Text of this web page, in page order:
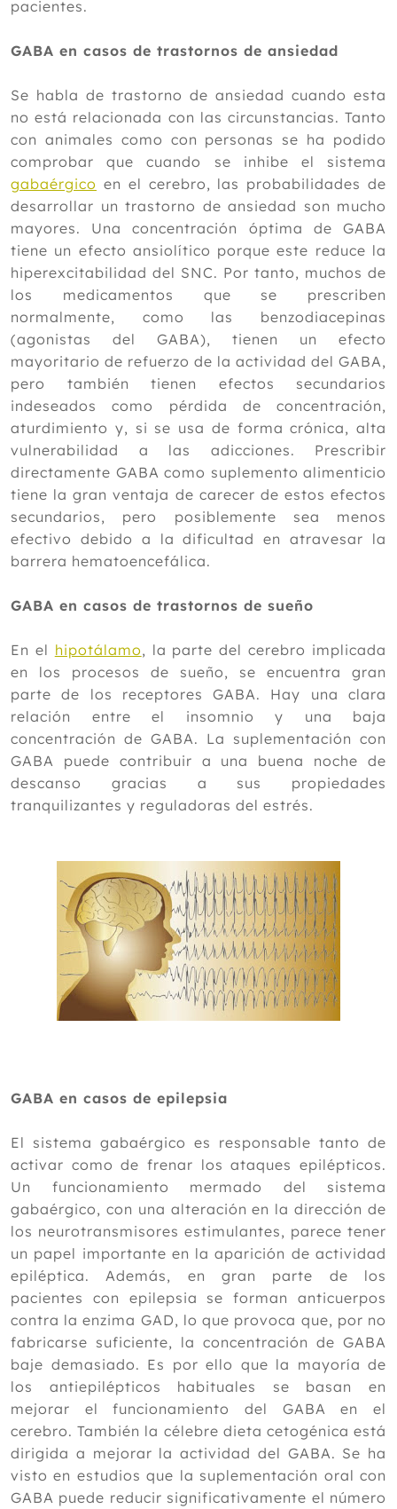
pacientes.
GABA en casos de trastornos de ansiedad
Se habla de trastorno de ansiedad cuando esta
no está relacionada con las circunstancias. Tanto
con animales como con personas se ha podido
comprobar que cuando se inhibe el sistema
gabaérgico en el cerebro, las probabilidades de
desarrollar un trastorno de ansiedad son mucho
mayores. Una concentración óptima de GABA
tiene un efecto ansiolítico porque este reduce la
hiperexcitabilidad del SNC. Por tanto, muchos de
los medicamentos que se prescriben
normalmente, como las benzodiacepinas
(agonistas del GABA), tienen un efecto
mayoritario de refuerzo de la actividad del GABA,
pero también tienen efectos secundarios
indeseados como pérdida de concentración,
aturdimiento y, si se usa de forma crónica, alta
vulnerabilidad a las adicciones. Prescribir
directamente GABA como suplemento alimenticio
tiene la gran ventaja de carecer de estos efectos
secundarios, pero posiblemente sea menos
efectivo debido a la dificultad en atravesar la
barrera hematoencefálica.
GABA en casos de trastornos de sueño
En el hipotálamo, la parte del cerebro implicada
en los procesos de sueño, se encuentra gran
parte de los receptores GABA. Hay una clara
relación entre el insomnio y una baja
concentración de GABA. La suplementación con
GABA puede contribuir a una buena noche de
descanso gracias a sus propiedades
tranquilizantes y reguladoras del estrés.
GABA en casos de epilepsia
El sistema gabaérgico es responsable tanto de
activar como de frenar los ataques epilépticos.
Un funcionamiento mermado del sistema
gabaérgico, con una alteración en la dirección de
los neurotransmisores estimulantes, parece tener
un papel importante en la aparición de actividad
epiléptica. Además, en gran parte de los
pacientes con epilepsia se forman anticuerpos
contra la enzima GAD, lo que provoca que, por no
fabricarse suficiente, la concentración de GABA
baje demasiado. Es por ello que la mayoría de
los antiepilépticos habituales se basan en
mejorar el funcionamiento del GABA en el
cerebro. También la célebre dieta cetogénica está
dirigida a mejorar la actividad del GABA. Se ha
visto en estudios que la suplementación oral con
GABA puede reducir significativamente el número